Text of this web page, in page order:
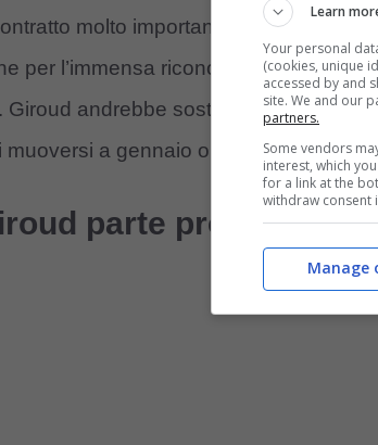
molto importante. Il Milan
per l’immensa riconoscenza dopo
Giroud andrebbe sostituito, ei nomi
a gennaio o nella prossima
parte pronti 3 big
Learn
Your personal
(cookies, unique
accessed by and
site. We and our
partners.
Some vendors
interest, which
for a link at the
withdraw consent
Manage